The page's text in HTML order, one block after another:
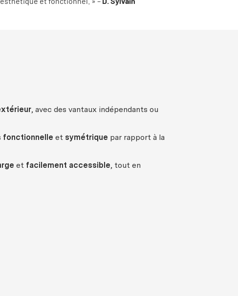
, avec des vantaux indépendants ou
fonctionnelle et symétrique par rapport à la
et facilement accessible, tout en